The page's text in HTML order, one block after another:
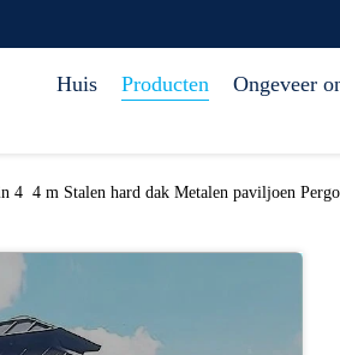
Huis Producten Ongeveer
4 ️ 4 m Stalen hard dak Metalen paviljoen